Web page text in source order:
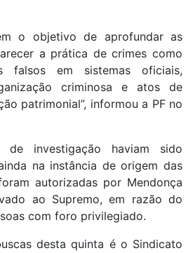
o objetivo de aprofundar as
a prática de crimes como
falsos em sistemas oficiais,
criminosa e atos de
patrimonial”, informou a PF no
de investigação haviam sido
na instância de origem das
autorizadas por Mendonça
ao Supremo, em razão do
com foro privilegiado.
desta quinta é o Sindicato